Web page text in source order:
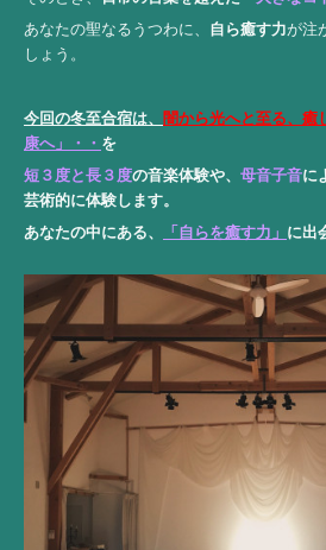
あなたの聖なるうつわに、 自ら癒す力が注
しょう。
今回の冬至合宿は、 闇から光へと至る、癒
康へ」・・ を
短３度と長３度の音楽体験や、 母音子音に
芸術的に体験します。
あなたの中にある、
「自らを癒す力」 に出